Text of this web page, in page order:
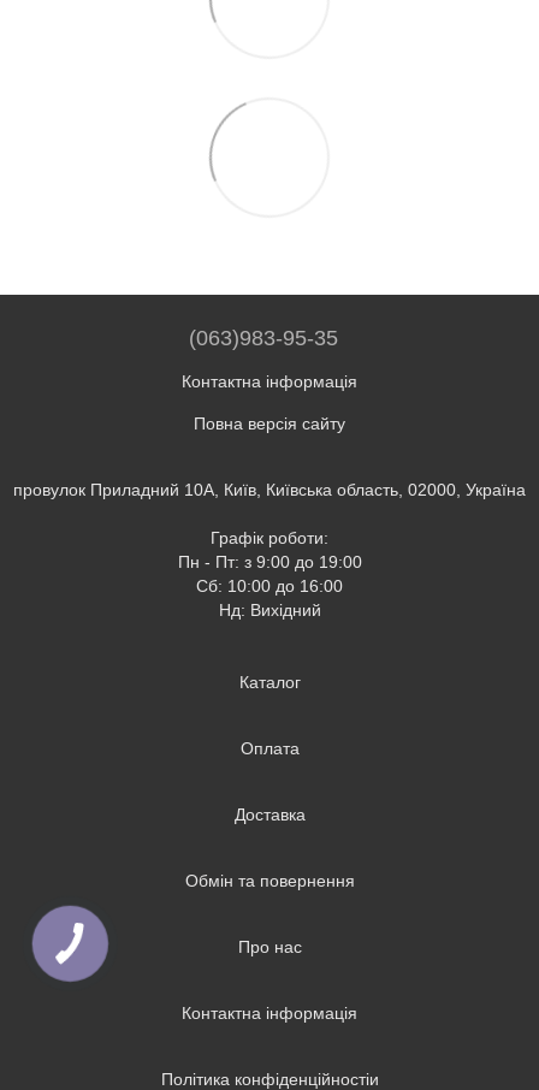
(063)983-95-35
Контактна інформація
Повна версія сайту
провулок Приладний 10А, Київ, Київська область, 02000, Україна
Графік роботи:
Пн - Пт: з 9:00 до 19:00
Сб: 10:00 до 16:00
Нд: Вихідний
Каталог
Оплата
Доставка
Обмін та повернення
Про нас
Контактна інформація
Політика конфіденційностіи